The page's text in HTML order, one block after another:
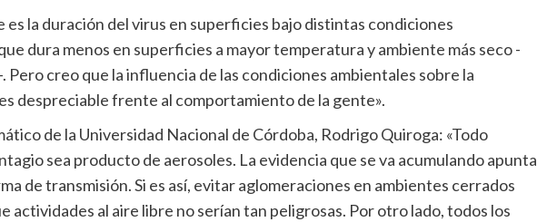
la duración del virus en superficies bajo distintas condiciones
dura menos en superficies a mayor temperatura y ambiente más seco -
Pero creo que la influencia de las condiciones ambientales sobre la
despreciable frente al comportamiento de la gente».
de la Universidad Nacional de Córdoba, Rodrigo Quiroga: «Todo
sea producto de aerosoles. La evidencia que se va acumulando apunta
de transmisión. Si es así, evitar aglomeraciones en ambientes cerrados
actividades al aire libre no serían tan peligrosas. Por otro lado, todos los